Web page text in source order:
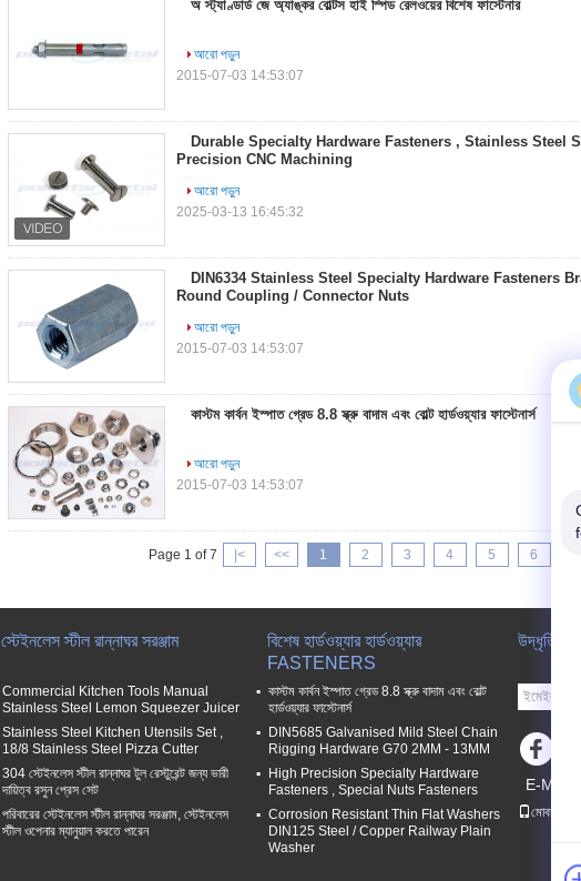
অ স্ট্যাণ্ডার্ড জে অ্যাঙ্কর বোল্টস হাই স্পিড রেলওয়ের বিশেষ ফাস্টেনার
আরো পড়ুন
2015-07-03 14:53:07
Durable Specialty Hardware Fasteners , Stainless Steel
Precision CNC Machining
আরো পড়ুন
2025-03-13 16:45:32
DIN6334 Stainless Steel Specialty Hardware Fasteners
Round Coupling / Connector Nuts
আরো পড়ুন
2015-07-03 14:53:07
কাস্টম কার্বন ইস্পাত গ্রেড 8.8 স্ক্রু বাদাম এবং বোল্ট হার্ডওয়্যার ফাস্টেনার্স
আরো পড়ুন
2015-07-03 14:53:07
Page 1 of 7 |< << 1 2 3 4 5 6
স্টেইনলেস স্টীল রান্নাঘর সরঞ্জাম
Commercial Kitchen Tools Manual
Stainless Steel Lemon Squeezer Juicer
Stainless Steel Kitchen Utensils Set ,
18/8 Stainless Steel Pizza Cutter
304 স্টেইনলেস স্টীল রান্নাঘর টুল রেস্টুরেন্ট জন্য ভারী
দায়িত্ব রসুন প্রেস সেট
পরিবারের স্টেইনলেস স্টীল রান্নাঘর সরঞ্জাম, স্টেইনলেস
স্টীল ওপেনার ম্যানুয়াল করতে পারেন
বিশেষ হার্ডওয়্যার হার্ডওয়্যার
FASTENERS
কাস্টম কার্বন ইস্পাত গ্রেড 8.8 স্ক্রু বাদাম এবং বোল্ট
হার্ডওয়্যার ফাস্টেনার্স
DIN5685 Galvanised Mild Steel Chain
Rigging Hardware G70 2MM - 13MM
High Precision Specialty Hardware
Fasteners , Special Nuts Fasteners
Corrosion Resistant Thin Flat Washers
DIN125 Steel / Copper Railway Plain
Washer
উদ্ধৃতির
E-Mail
মোবাইল সাইট